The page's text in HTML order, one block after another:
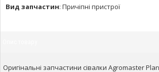
Вид запчастин: Причіпні пристрої
Оригінальні запчастини сівалки Agromaster